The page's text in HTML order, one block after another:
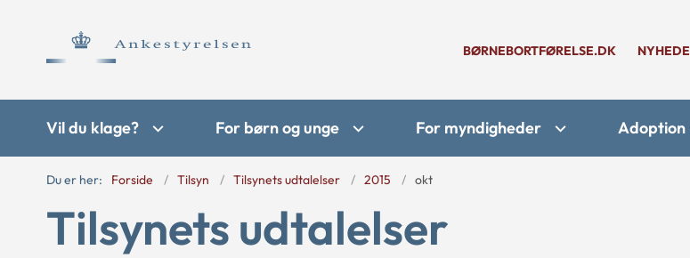
BØRNEBORTFØRELSE.DK
Vil du klage? For børn og unge For myndigheder Adoption
Du er her: Forside Tilsyn Tilsynets udtalelser 2015 okt
Tilsynets udtalelser